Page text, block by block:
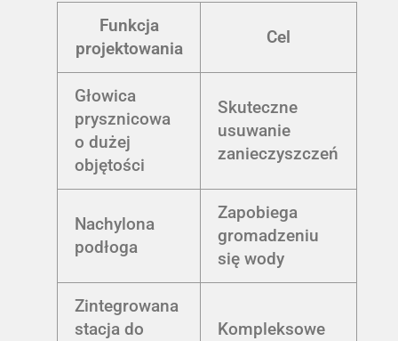
Funkcja
projektowania
Cel
Głowica
prysznicowa
o dużej
objętości
Skuteczne
usuwanie
zanieczyszczeń
Nachylona
podłoga
Zapobiega
gromadzeniu
się wody
Zintegrowana
stacja do
Kompleksowe